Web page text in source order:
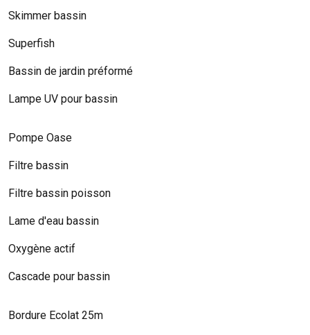
Skimmer bassin
Superfish
Bassin de jardin préformé
Lampe UV pour bassin
Pompe Oase
Filtre bassin
Filtre bassin poisson
Lame d'eau bassin
Oxygène actif
Cascade pour bassin
Bordure Ecolat 25m